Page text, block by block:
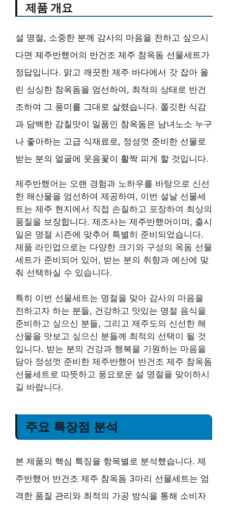
제품 개요
설 명절, 소중한 분께 감사의 마음을 전하고 싶으시
다면 제주반했어의 반건조 제주 참옥돔 선물세트가
정답입니다. 맑고 깨끗한 제주 바다에서 갓 잡아 올
린 싱싱한 참옥돔을 엄선하여, 최적의 상태로 반건
조하여 그 풍미를 그대로 살렸습니다. 쫄깃한 식감
과 담백한 감칠맛이 일품인 참옥돔은 남녀노소 누구
나 좋아하는 고급 식재료로, 정성껏 준비한 선물로
받는 분의 얼굴에 웃음꽃이 활짝 피게 할 것입니다.
제주반했어는 오랜 경험과 노하우를 바탕으로 신선
한 해산물을 엄선하여 제공하며, 이번 설날 선물세
트는 제주 현지에서 직접 손질하고 포장하여 최상의
품질을 보장합니다. 제조사는 제주반했어이며, 출시
일은 명절 시즌에 맞추어 특별히 준비되었습니다.
제품 라인업으로는 다양한 크기와 구성의 옥돔 선물
세트가 준비되어 있어, 받는 분의 취향과 예산에 맞
춰 선택하실 수 있습니다.
특히 이번 선물세트는 명절을 맞아 감사의 마음을
전하고자 하는 분들, 건강하고 맛있는 명절 음식을
준비하고 싶으신 분들, 그리고 제주도의 신선한 해
산물을 맛보고 싶으신 분들께 최적의 선택이 될 것
입니다. 받는 분의 건강과 행복을 기원하는 마음을
담아 정성껏 준비한 제주반했어 반건조 제주 참옥돔
선물세트로 따뜻하고 풍요로운 설 명절을 맞이하시
길 바랍니다.
주요 특장점 분석
본 제품의 핵심 특징을 항목별로 분석했습니다. 제
주반했어 반건조 제주 참옥돔 3마리 선물세트는 엄
격한 품질 관리와 최적의 가공 방식을 통해 소비자